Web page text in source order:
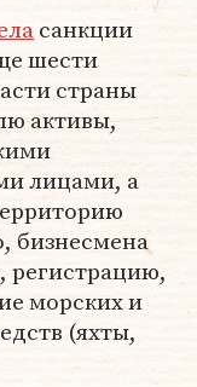
санкции
шести
страны
активы,
лицами, а
бизнесмена
регистрацию,
морских и
(яхты,